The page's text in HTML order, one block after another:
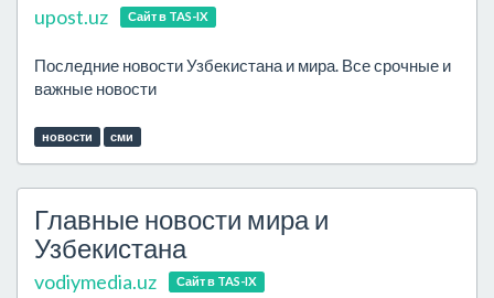
upost.uz Сайт в TAS-IX
Последние новости Узбекистана и мира. Все срочные и
важные новости
новости сми
Главные новости мира и
Узбекистана
vodiymedia.uz Сайт в TAS-IX